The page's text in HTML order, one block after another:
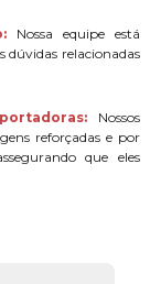
Nossa equipe está
dúvidas relacionadas
Nossos
reforçadas e por
que eles